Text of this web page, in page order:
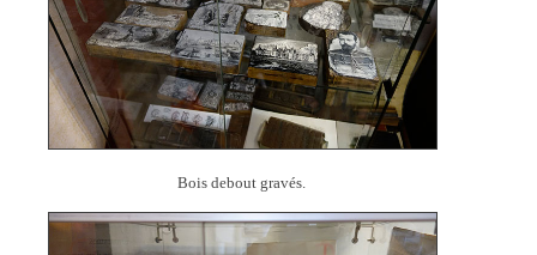
Bois debout gravés.